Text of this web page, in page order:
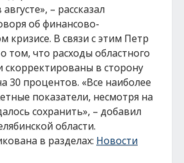
– рассказал
об финансово-
кризисе. В связи с этим Петр
том, что расходы областного
в сторону
30 процентов. «Все наиболее
показатели, несмотря на
сохранить», – добавил
области.
в разделах: Новости